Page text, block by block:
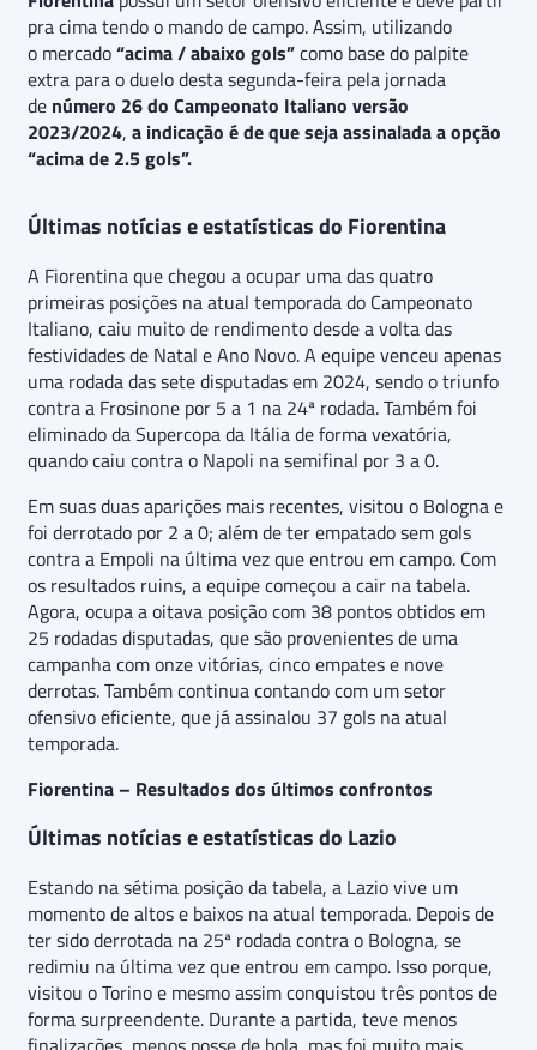
pra cima tendo o mando de campo. Assim, utilizando
o mercado“acima / abaixo gols”como base do palpite
extra para o duelo desta segunda-feira pela jornada
de número 26 do Campeonato Italiano versão
2023/2024, a indicação é de que seja assinalada a opção
“acima de 2.5 gols”.
Últimas notícias e estatísticas do Fiorentina
A Fiorentina que chegou a ocupar uma das quatro
primeiras posições na atual temporada do Campeonato
Italiano, caiu muito de rendimento desde a volta das
festividades de Natal e Ano Novo. A equipe venceu apenas
uma rodada das sete disputadas em 2024, sendo o triunfo
contra a Frosinone por 5 a 1 na 24ª rodada. Também foi
eliminado da Supercopa da Itália de forma vexatória,
quando caiu contra o Napoli na semifinal por 3 a 0.
Em suas duas aparições mais recentes, visitou o Bologna e
foi derrotado por 2 a 0; além de ter empatado sem gols
contra a Empoli na última vez que entrou em campo. Com
os resultados ruins, a equipe começou a cair na tabela.
Agora, ocupa a oitava posição com 38 pontos obtidos em
25 rodadas disputadas, que são provenientes de uma
campanha com onze vitórias, cinco empates e nove
derrotas. Também continua contando com um setor
ofensivo eficiente, que já assinalou 37 gols na atual
temporada.
Fiorentina – Resultados dos últimos confrontos
Últimas notícias e estatísticas do Lazio
Estando na sétima posição da tabela, a Lazio vive um
momento de altos e baixos na atual temporada. Depois de
ter sido derrotada na 25ª rodada contra o Bologna, se
redimiu na última vez que entrou em campo. Isso porque,
visitou o Torino e mesmo assim conquistou três pontos de
forma surpreendente. Durante a partida, teve menos